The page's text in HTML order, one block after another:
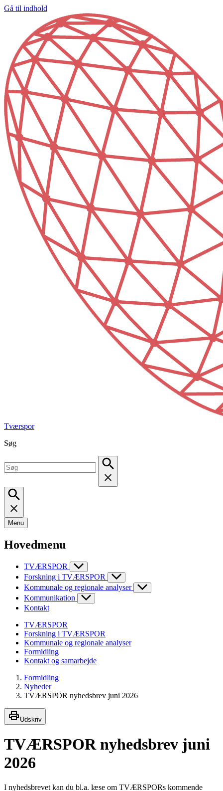
Gå til indhold
Tværspor
Søg
Menu
Hovedmenu
TVÆRSPOR
Forskning i TVÆRSPOR
Kommunale og regionale analyser
Kommunikation
Kontakt
TVÆRSPOR
Forskning i TVÆRSPOR
Kommunale og regionale analyser
Formidling
Kontakt og samarbejde
Formidling
Nyheder
TVÆRSPOR nyhedsbrev juni 2026
Udskriv
TVÆRSPOR nyhedsbrev juni
2026
I nyhedsbrevet kan du bl.a. læse om TVÆRSPORs kommende